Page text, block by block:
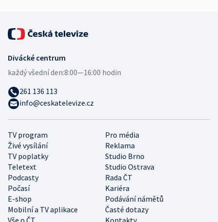
TV program
Pro média
Živé vysílání
Reklama
TV poplatky
Studio Brno
Teletext
Studio Ostrava
Podcasty
Rada ČT
Počasí
Kariéra
E-shop
Podávání námětů
Mobilní a TV aplikace
Časté dotazy
Divácké centrum
každý všední den:8:00—16:00 hodin
261 136 113
info@ceskatelevize.cz